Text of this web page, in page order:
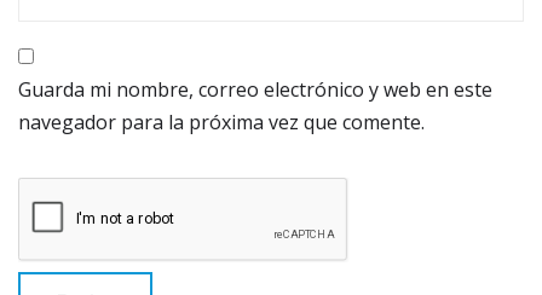
Guarda mi nombre, correo electrónico y web en este
navegador para la próxima vez que comente.